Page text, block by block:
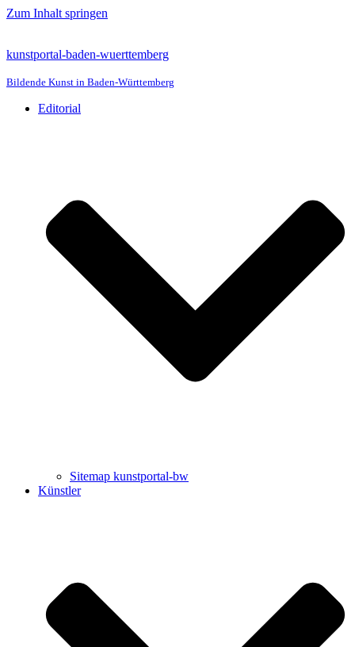
Zum Inhalt springen
kunstportal-baden-wuerttemberg
Bildende Kunst in Baden-Württemberg
Editorial
Sitemap kunstportal-bw
Künstler